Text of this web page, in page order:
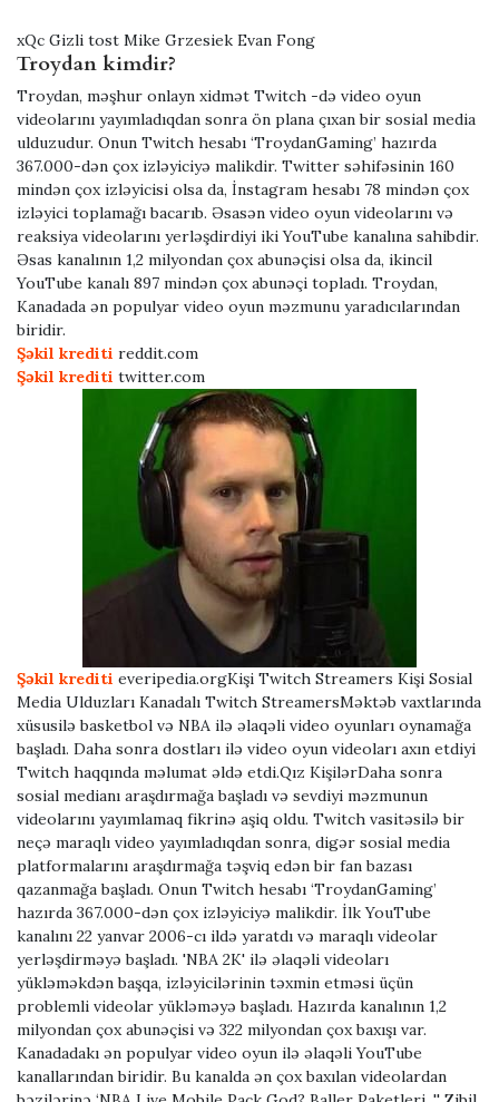
xQc Gizli tost Mike Grzesiek Evan Fong
Troydan kimdir?
Troydan, məşhur onlayn xidmət Twitch -də video oyun
videolarını yayımladıqdan sonra ön plana çıxan bir sosial media
ulduzudur. Onun Twitch hesabı ‘TroydanGaming’ hazırda
367.000-dən çox izləyiciyə malikdir. Twitter səhifəsinin 160
mindən çox izləyicisi olsa da, İnstagram hesabı 78 mindən çox
izləyici toplamağı bacarıb. Əsasən video oyun videolarını və
reaksiya videolarını yerləşdirdiyi iki YouTube kanalına sahibdir.
Əsas kanalının 1,2 milyondan çox abunəçisi olsa da, ikincil
YouTube kanalı 897 mindən çox abunəçi topladı. Troydan,
Kanadada ən populyar video oyun məzmunu yaradıcılarından
biridir.
Şəkil krediti reddit.com
Şəkil krediti twitter.com
Şəkil krediti everipedia.orgKişi Twitch Streamers Kişi Sosial
Media Ulduzları Kanadalı Twitch StreamersMəktəb vaxtlarında
xüsusilə basketbol və NBA ilə əlaqəli video oyunları oynamağa
başladı. Daha sonra dostları ilə video oyun videoları axın etdiyi
Twitch haqqında məlumat əldə etdi.Qız KişilərDaha sonra
sosial medianı araşdırmağa başladı və sevdiyi məzmunun
videolarını yayımlamaq fikrinə aşiq oldu. Twitch vasitəsilə bir
neçə maraqlı video yayımladıqdan sonra, digər sosial media
platformalarını araşdırmağa təşviq edən bir fan bazası
qazanmağa başladı. Onun Twitch hesabı ‘TroydanGaming’
hazırda 367.000-dən çox izləyiciyə malikdir. İlk YouTube
kanalını 22 yanvar 2006-cı ildə yaratdı və maraqlı videolar
yerləşdirməyə başladı. 'NBA 2K' ilə əlaqəli videoları
yükləməkdən başqa, izləyicilərinin təxmin etməsi üçün
problemli videolar yükləməyə başladı. Hazırda kanalının 1,2
milyondan çox abunəçisi və 322 milyondan çox baxışı var.
Kanadadakı ən populyar video oyun ilə əlaqəli YouTube
kanallarından biridir. Bu kanalda ən çox baxılan videolardan